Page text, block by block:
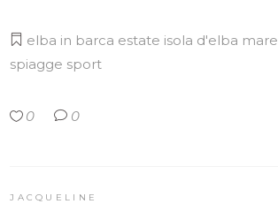
elba in barca estate isola d'elba mare
spiagge sport
0 0
JACQUELINE